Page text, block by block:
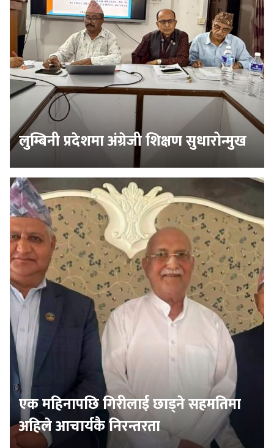
लुम्बिनी प्रदेशमा अंग्रेजी शिक्षण सुधारोन्मुख
एक महिनापछि गिरीलाई छाड्ने सहमतिमा
अहिले आचार्यकै निरन्तरता